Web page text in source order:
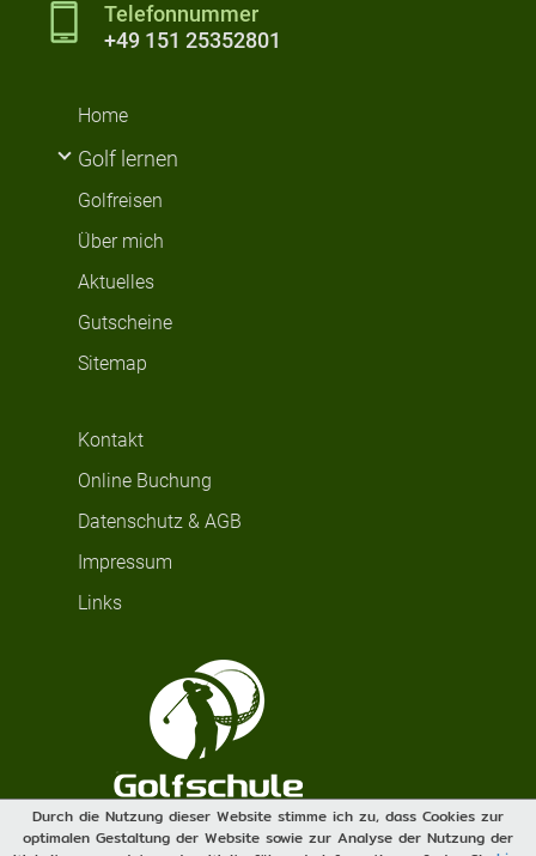
Telefonnummer
+49 151 25352801
Home
Golf lernen
Golfreisen
Über mich
Aktuelles
Gutscheine
Sitemap
Kontakt
Online Buchung
Datenschutz & AGB
Impressum
Links
Durch die Nutzung dieser Website stimme ich zu, dass Cookies zur
optimalen Gestaltung der Website sowie zur Analyse der Nutzung der